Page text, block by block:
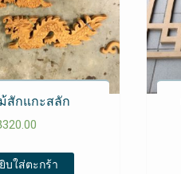
สักแกะสลัก
320.00
บใส่ตะกร้า